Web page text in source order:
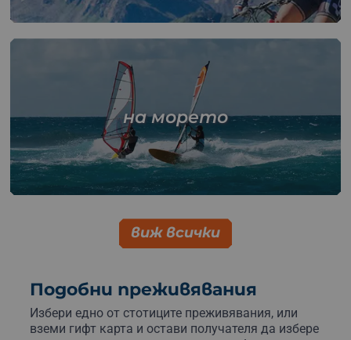
на морето
виж всички
Подобни преживявания
Избери едно от стотиците преживявания, или
вземи гифт карта и остави получателя да избере